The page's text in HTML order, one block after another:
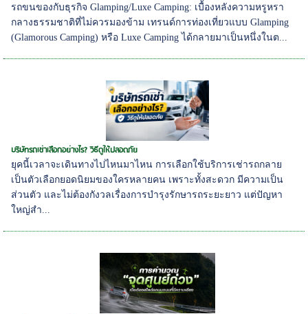
รถขนของกับธุรกิจ Glamping/Luxe Camping: เบื้องหลังความหรูหรา
กลางธรรมชาติที่ไม่ควรมองข้าม เทรนด์การท่องเที่ยวแบบ Glamping
(Glamorous Camping) หรือ Luxe Camping ได้กลายมาเป็นหนึ่งในต...
บริษัทรถเช่าเลือกอย่างไร? วิธีดูให้ปลอดภัย
ยุคนี้เวลาจะเดินทางไปไหนมาไหน การเลือกใช้บริการเช่ารถกลาย
เป็นตัวเลือกยอดนิยมของใครหลายคน เพราะทั้งสะดวก มีความเป็น
ส่วนตัว และไม่ต้องกังวลเรื่องการบำรุงรักษารถระยะยาว แต่ปัญหา
ใหญ่สำ...